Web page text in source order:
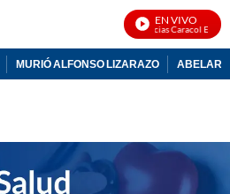
EN VIVO
Noticias Caracol En Vivo
MURIÓ ALFONSO LIZARAZO